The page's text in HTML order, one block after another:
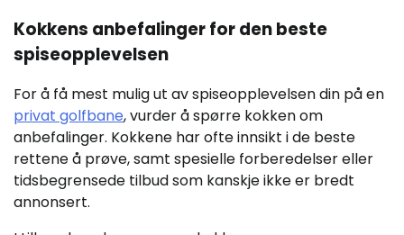
Kokkens anbefalinger for den beste
spiseopplevelsen
For å få mest mulig ut av spiseopplevelsen din på en
privat golfbane, vurder å spørre kokken om
anbefalinger. Kokkene har ofte innsikt i de beste
rettene å prøve, samt spesielle forberedelser eller
tidsbegrensede tilbud som kanskje ikke er bredt
annonsert.